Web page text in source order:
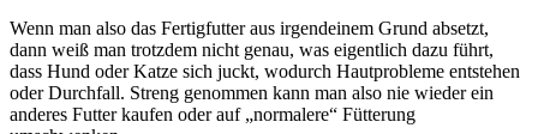
Wenn man also das Fertigfutter aus irgendeinem Grund absetzt,
dann weiß man trotzdem nicht genau, was eigentlich dazu führt,
dass Hund oder Katze sich juckt, wodurch Hautprobleme entstehen
oder Durchfall. Streng genommen kann man also nie wieder ein
anderes Futter kaufen oder auf „normalere“ Fütterung